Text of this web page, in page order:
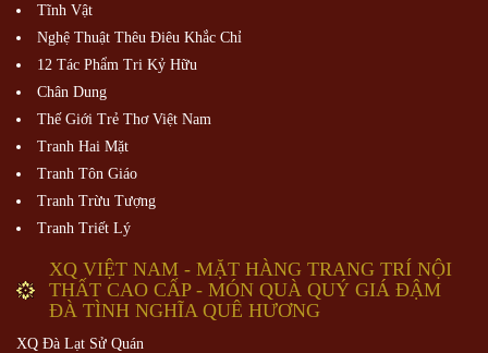
Tĩnh Vật
Nghệ Thuật Thêu Điêu Khắc Chỉ
12 Tác Phẩm Tri Kỷ Hữu
Chân Dung
Thế Giới Trẻ Thơ Việt Nam
Tranh Hai Mặt
Tranh Tôn Giáo
Tranh Trừu Tượng
Tranh Triết Lý
XQ VIỆT NAM - MẶT HÀNG TRANG TRÍ NỘI
THẤT CAO CẤP - MÓN QUÀ QUÝ GIÁ ĐẬM
ĐÀ TÌNH NGHĨA QUÊ HƯƠNG
XQ Đà Lạt Sử Quán